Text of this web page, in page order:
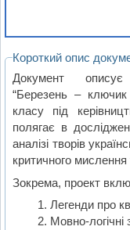
Короткий опис
Документ описує
“Березень –
класу під
полягає в
аналізі творів
критичного мислення
Зокрема, проект
Легенди про
Мовно-